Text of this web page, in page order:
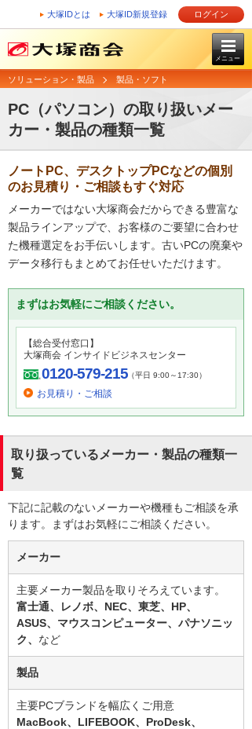
大塚IDとは 大塚ID新規登録 ログイン
メニュー
ソリューション・製品 製品・ソフト
PC（パソコン）の取り扱いメー
カー・製品の種類一覧
ノートPC、デスクトップPCなどの個別
のお見積り・ご相談もすぐ対応
メーカーではない大塚商会だからできる豊富な
製品ラインアップで、お客様のご要望に合わせ
た機種選定をお手伝いします。古いPCの廃棄や
データ移行もまとめてお任せいただけます。
まずはお気軽にご相談ください。
【総合受付窓口】
大塚商会 インサイドビジネスセンター
0120-579-215（平日 9:00～17:30）
お見積り・ご相談
取り扱っているメーカー・製品の種類一
覧
下記に記載のないメーカーや機種もご相談を承
ります。まずはお気軽にご相談ください。
メーカー
主要メーカー製品を取りそろえています。
富士通、レノボ、NEC、東芝、HP、
ASUS、マウスコンピューター、パナソニッ
ク、 など
製品
主要PCブランドを幅広くご用意
MacBook、LIFEBOOK、ProDesk、